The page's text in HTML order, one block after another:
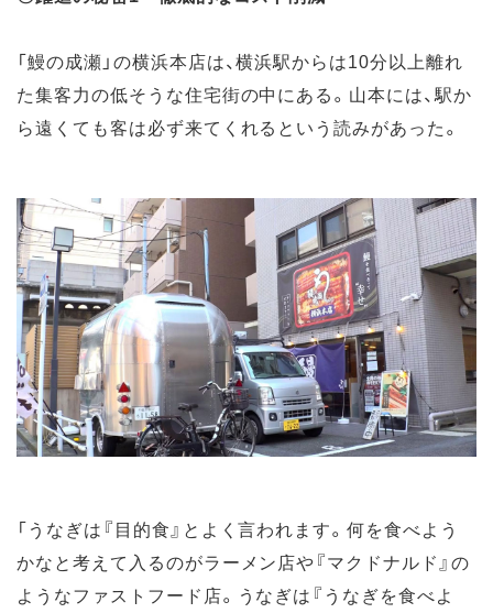
「鰻の成瀬」の横浜本店は、横浜駅からは10分以上離れ
た集客力の低そうな住宅街の中にある。山本には、駅か
ら遠くても客は必ず来てくれるという読みがあった。
「うなぎは『目的食』とよく言われます。何を食べよう
かなと考えて入るのがラーメン店や『マクドナルド』の
ようなファストフード店。うなぎは『うなぎを食べよ